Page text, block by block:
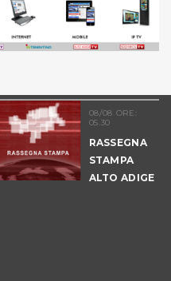
08/08 ORE:
05.30
RASSEGNA
STAMPA
ALTO ADIGE